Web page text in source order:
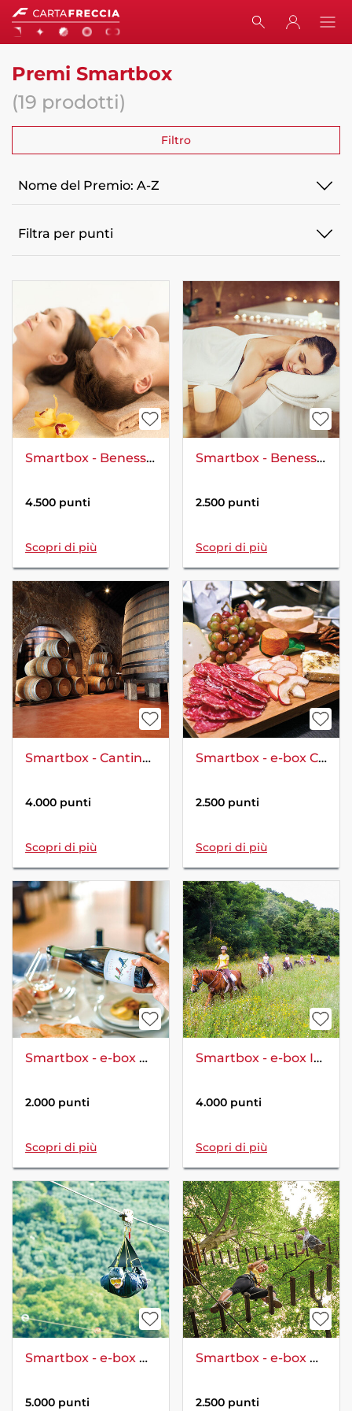
RICERCA
Warning:
Success:
Password
salvata
correttamente!
Smartbox
Premi
Premi Smartbox
(19 prodotti)
Filtro
per
categoria
per
categoria
Filtra per punti
Smartbox - Benessere di coppia
4.500 punti
Scopri di più
Smartbox - Benessere per te
2.500 punti
Scopri di più
Smartbox - Cantine e omaggi enologici
4.000 punti
Scopri di più
Smartbox - e-box Cena per due a Roma
2.500 punti
Scopri di più
Smartbox - e-box Degustazione di vini in Toscana per due
2.000 punti
Scopri di più
Smartbox - e-box In sella per la Maremma: esclusiva passeggiata a cavallo di 2 ore per 2 persone
4.000 punti
Scopri di più
Smartbox - e-box Passione adrenalina: 1 entusiasmante volo su ZipLine con video ricordo per 2
5.000 punti
Smartbox - e-box Percorso avventura
2.500 punti